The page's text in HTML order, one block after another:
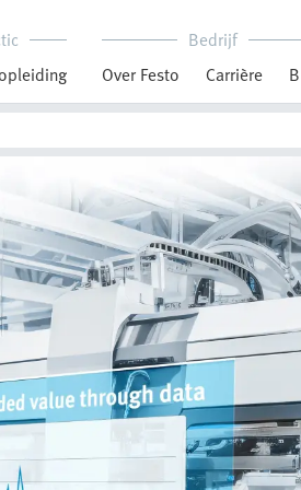
Bedrijf
Over Festo
Carrière